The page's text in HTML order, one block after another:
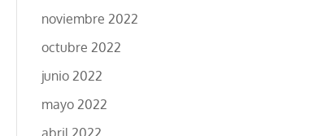
noviembre 2022
octubre 2022
junio 2022
mayo 2022
abril 2022